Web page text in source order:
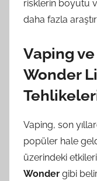
risklerin boyutu
daha fazla
Vaping ve
Wonder
Vaping, son
popüler hale
üzerindeki
Wonder gibi